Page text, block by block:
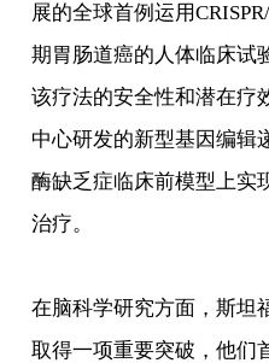
展的全球首例运用
期胃肠道癌的人体临床试
该疗法的安全性和潜在疗
中心研发的新型基因编辑
酶缺乏症临床前模型上实
治疗。
在脑科学研究方面，斯坦
取得一项重要突破，他们